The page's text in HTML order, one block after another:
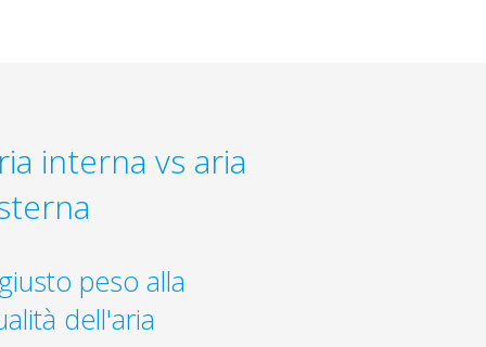
interna vs aria
peso alla
dell'aria